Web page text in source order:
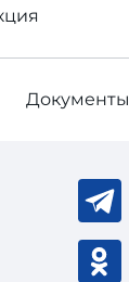
Документы